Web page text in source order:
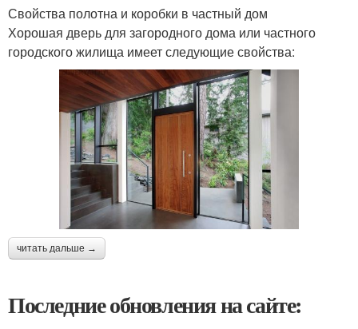
Свойства полотна и коробки в частный дом
Хорошая дверь для загородного дома или частного
городского жилища имеет следующие свойства:
читать дальше →
Последние обновления на сайте: